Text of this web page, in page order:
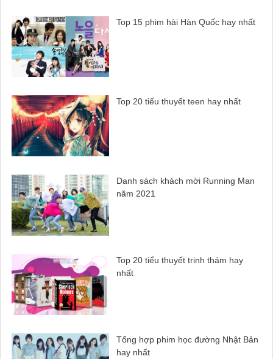
Top 15 phim hài Hàn Quốc hay nhất
Top 20 tiểu thuyết teen hay nhất
Danh sách khách mời Running Man
năm 2021
Top 20 tiểu thuyết trinh thám hay
nhất
Tổng hợp phim học đường Nhật Bản
hay nhất